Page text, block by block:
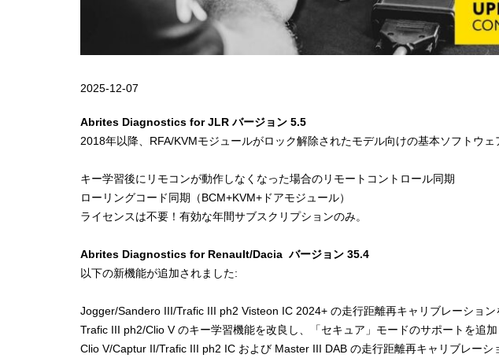
2025-12-07
Abrites Diagnostics for JLR バージョン 5.5
2018年以降、RFA/KVMモジュールがロック解除されたモデル向けの基本ソフトウェ
キー学習後にリモコンが動作しなくなった場合のリモートコントロール同期
ローリングコード同期（BCM+KVM+ドアモジュール）
ライセンスは不要！有効な年間サブスクリプションのみ。
Abrites Diagnostics for Renault/Dacia バージョン 35.4
以下の新機能が追加されました:
Jogger/Sandero III/Trafic III ph2 Visteon IC 2024+ の走行距離再キャリブレーション
Trafic III ph2/Clio V のキー学習機能を改良し、「セキュア」モードのサポートを追加
Clio V/Captur II/Trafic III ph2 IC および Master III DAB の走行距離再キャリブレーシ